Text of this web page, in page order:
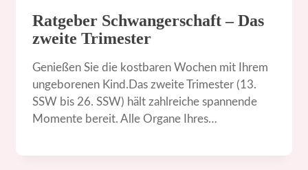
Ratgeber Schwangerschaft – Das
zweite Trimester
Genießen Sie die kostbaren Wochen mit Ihrem
ungeborenen Kind.Das zweite Trimester (13.
SSW bis 26. SSW) hält zahlreiche spannende
Momente bereit. Alle Organe Ihres…